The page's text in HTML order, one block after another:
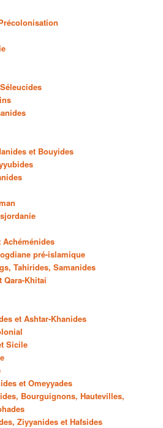
et Bouyides
Achéménides
pré-islamique
Tahirides, Samanides
Qara-Khitai
et Ashtar-Khanides
Sicile
et Omeyyades
Bourguignons, Hautevilles,
Ziyyanides et Hafsides